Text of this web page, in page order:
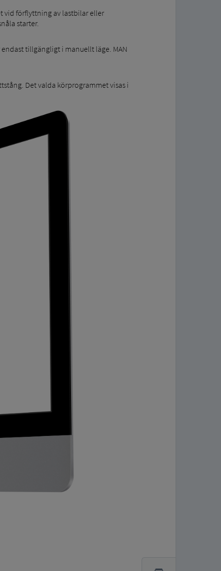
vid förflyttning av lastbilar eller
starter.
tillgängligt i manuellt läge. MAN
Det valda körprogrammet visas i